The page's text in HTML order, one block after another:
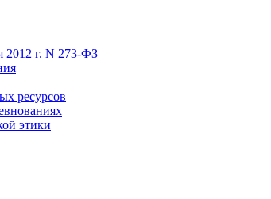
2012 г. N 273-ФЗ
ресурсов
этики